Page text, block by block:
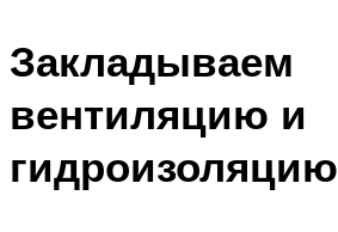
Закладываем
вентиляцию и
гидроизоляцию